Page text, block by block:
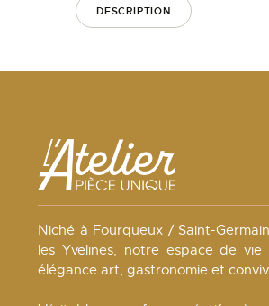
DESCRIPTION
Niché à Fourqueux / Saint-
les Yvelines, notre espace de vie
élégance art, gastronomie et